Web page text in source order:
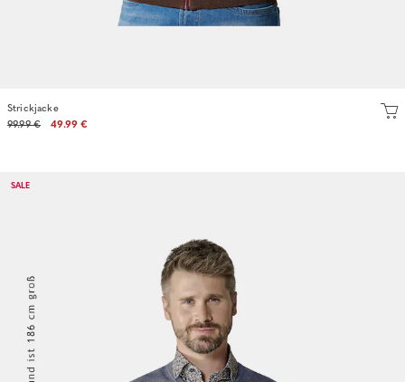
Strickjacke
99.99 €
49.99 €
SALE